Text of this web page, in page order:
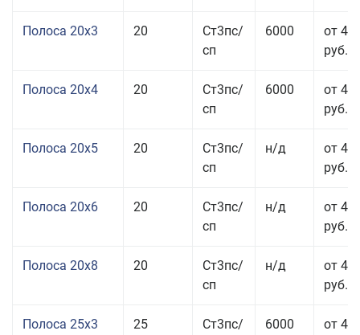
Полоса 20x3 20
Ст3пс/
сп
6000
от 45
руб.
Полоса 20x4 20
Ст3пс/
сп
6000
от 44
руб.
Полоса 20x5 20
Ст3пс/
сп
н/д
от 42
руб.
Полоса 20x6 20
Ст3пс/
сп
н/д
от 46
руб.
Полоса 20x8 20
Ст3пс/
сп
н/д
от 45
руб.
Полоса 25x3 25
Ст3пс/
6000
от 46